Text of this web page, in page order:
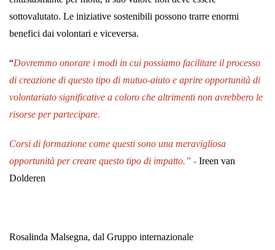
sottovalutato. Le iniziative sostenibili possono trarre enormi
benefici dai volontari e viceversa.
“Dovremmo onorare i modi in cui possiamo facilitare il processo
di creazione di questo tipo di mutuo-aiuto e aprire opportunità di
volontariato significative a coloro che altrimenti non avrebbero le
risorse per partecipare.
Corsi di formazione come questi sono una meravigliosa
opportunità per creare questo tipo di impatto.” - Ireen van
Dolderen
Rosalinda Malsegna, dal Gruppo internazionale